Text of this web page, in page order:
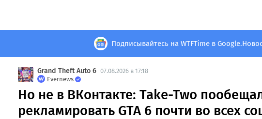
Подписывайтесь на WTFTime в
Grand Theft Auto 6 07.08.2026 в 17:18
Evernews
Но не в ВКонтакте: Take-Two
рекламировать GTA 6 почти во всех